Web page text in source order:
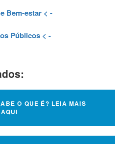
Bem-estar < -
Públicos < -
O QUE É? LEIA MAIS
AQUI